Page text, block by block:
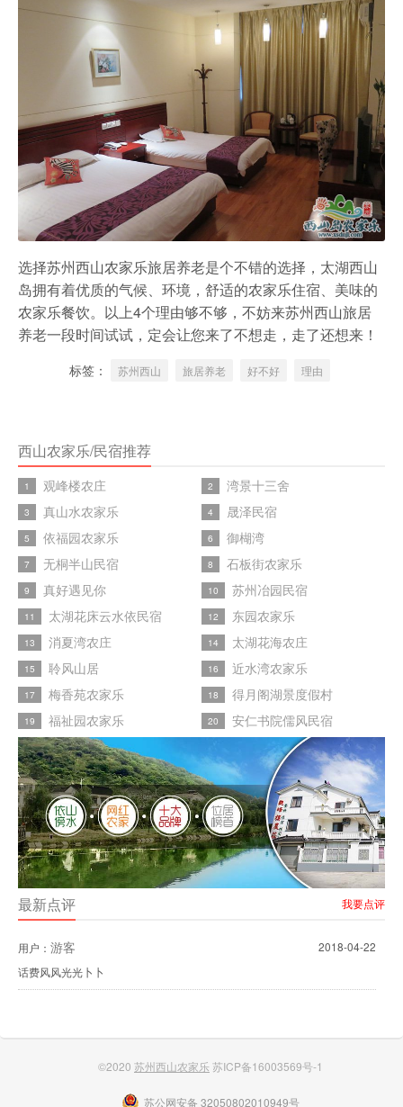
选择苏州西山农家乐旅居养老是个不错的选择，太湖西山
岛拥有着优质的气候、环境，舒适的农家乐住宿、美味的
农家乐餐饮。以上4个理由够不够，不妨来苏州西山旅居
养老一段时间试试，定会让您来了不想走，走了还想来！
标签： 苏州西山 旅居养老 好不好 理由
西山农家乐/民宿推荐
1 观峰楼农庄 2 湾景十三舍
3 真山水农家乐 4 晟泽民宿
5 依福园农家乐 6 御楜湾
7 无桐半山民宿 8 石板街农家乐
9 真好遇见你 10 苏州冶园民宿
11 太湖花床云水依民宿 12 东园农家乐
13 消夏湾农庄 14 太湖花海农庄
15 聆风山居 16 近水湾农家乐
17 梅香苑农家乐 18 得月阁湖景度假村
19 福祉园农家乐 20 安仁书院儒风民宿
最新点评 我要点评
用户： 游客
2018-04-22
话费风风光光卜卜
©2020 苏州西山农家乐苏ICP备16003569号-1
苏公网安备 32050802010949号